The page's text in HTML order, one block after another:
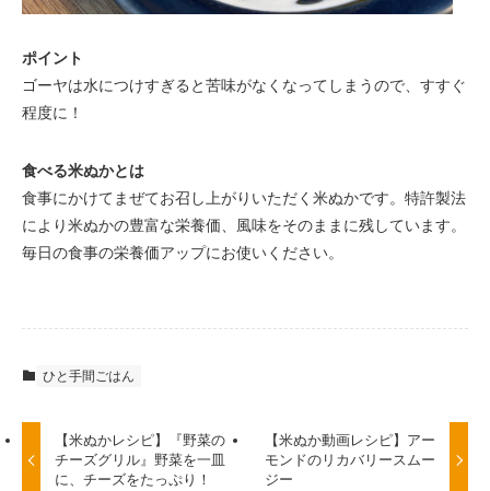
ポイント
ゴーヤは水につけすぎると苦味がなくなってしまうので、すすぐ
程度に！
食べる米ぬかとは
食事にかけてまぜてお召し上がりいただく米ぬかです。特許製法
により米ぬかの豊富な栄養価、風味をそのままに残しています。
毎日の食事の栄養価アップにお使いください。
ひと手間ごはん
【米ぬかレシピ】『野菜の
チーズグリル』野菜を一皿
に、チーズをたっぷり！
【米ぬか動画レシピ】アー
モンドのリカバリースムー
ジー